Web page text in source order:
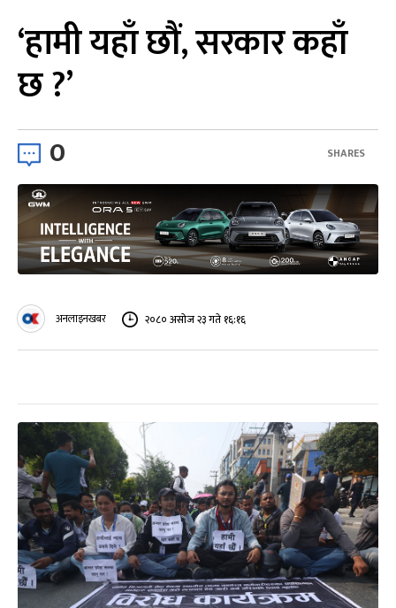
‘हामी यहाँ छौं, सरकार कहाँ
छ ?’
0 SHARES
अनलाइनखबर २०८० असोज २३ गते १६:१६